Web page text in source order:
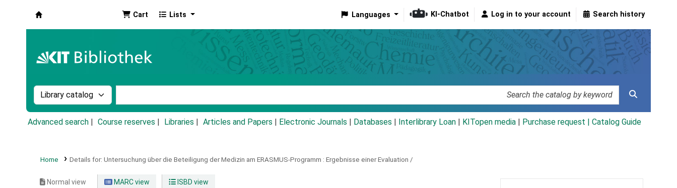
Cart Lists Languages KI-Chatbot Log in to your account Search history
Search the catalog by:
Advanced search Course reserves Libraries Articles and Papers Electronic Journals Databases Interlibrary Loan KITopen media Purchase request | Catalog Guide
Home Details for: Untersuchung über die Beteiligung der Medizin am ERASMUS-Programm : Ergebnisse einer Evaluation /
Normal view MARC view ISBD view